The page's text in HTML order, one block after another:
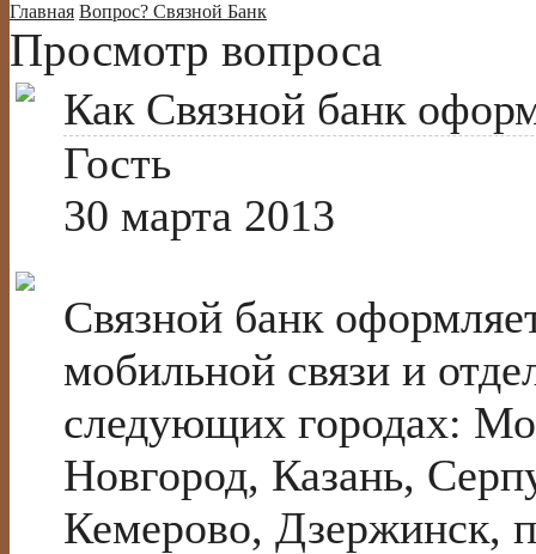
Главная Вопрос? Связной Банк
Просмотр вопроса
Как Связной банк
Гость
30 марта 2013
Связной банк
мобильной связи и
следующих городах:
Новгород, Казань,
Кемерово, Дзержинск,